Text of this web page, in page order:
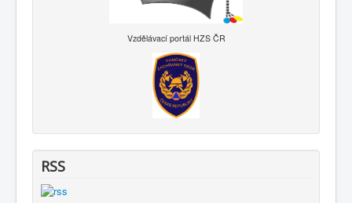
Vzdělávací portál HZS ČR
RSS